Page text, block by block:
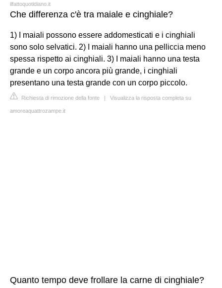
ilfattoquotidiano.it
Che differenza c'è tra maiale e cinghiale?
1) I maiali possono essere addomesticati e i cinghiali
sono solo selvatici. 2) I maiali hanno una pelliccia meno
spessa rispetto ai cinghiali. 3) I maiali hanno una testa
grande e un corpo ancora più grande, i cinghiali
presentano una testa grande con un corpo piccolo.
Richiesta di rimozione della fonte | Visualizza la risposta completa su
amoreaquattrozampe.it
Quanto tempo deve frollare la carne di cinghiale?